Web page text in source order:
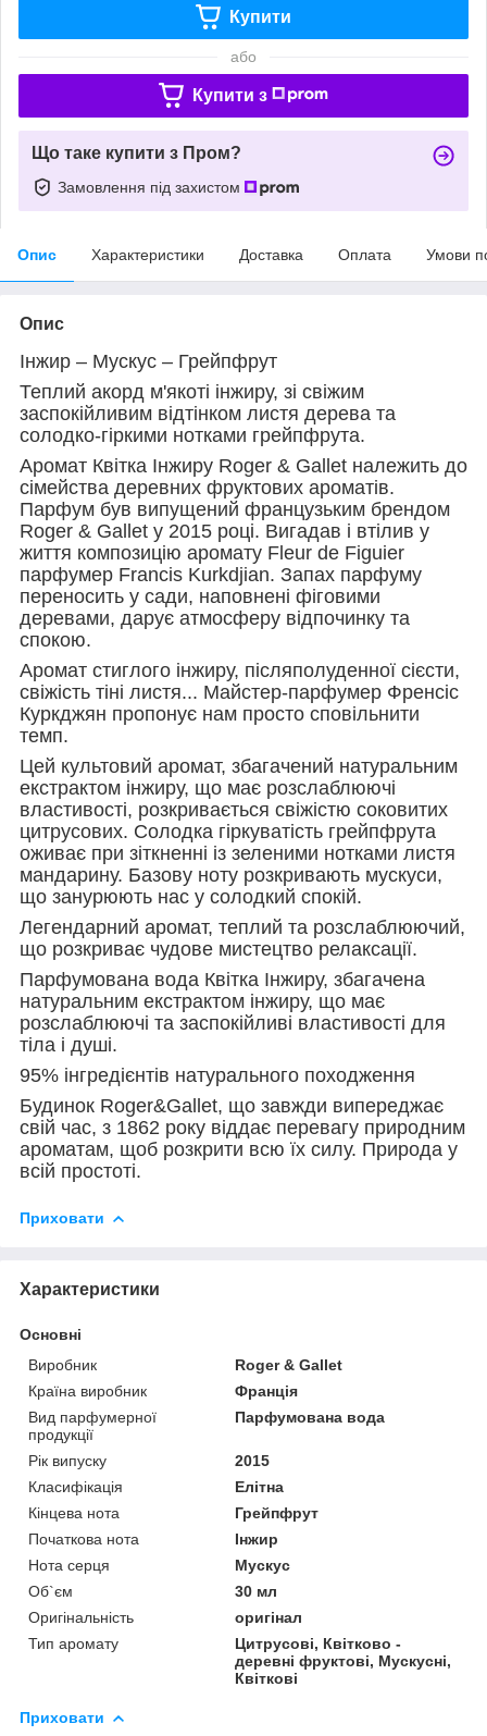
Купити
або
Купити з
Що таке купити з Пром?
Замовлення під захистом
Опис Характеристики Доставка Оплата Умови
Опис
Інжир – Мускус – Грейпфрут
Теплий акорд м'якоті інжиру, зі свіжим
заспокійливим відтінком листя дерева та
солодко-гіркими нотками грейпфрута.
Аромат Квітка Інжиру Roger & Gallet належить до
сімейства деревних фруктових ароматів.
Парфум був випущений французьким брендом
Roger & Gallet у 2015 році. Вигадав і втілив у
життя композицію аромату Fleur de Figuier
парфумер Francis Kurkdjian. Запах парфуму
переносить у сади, наповнені фіговими
деревами, дарує атмосферу відпочинку та
спокою.
Аромат стиглого інжиру, післяполуденної сієсти,
свіжість тіні листя... Майстер-парфумер Френсіс
Куркджян пропонує нам просто сповільнити
темп.
Цей культовий аромат, збагачений натуральним
екстрактом інжиру, що має розслаблюючі
властивості, розкривається свіжістю соковитих
цитрусових. Солодка гіркуватість грейпфрута
оживає при зіткненні із зеленими нотками листя
мандарину. Базову ноту розкривають мускуси,
що занурюють нас у солодкий спокій.
Легендарний аромат, теплий та розслаблюючий,
що розкриває чудове мистецтво релаксації.
Парфумована вода Квітка Інжиру, збагачена
натуральним екстрактом інжиру, що має
розслаблюючі та заспокійливі властивості для
тіла і душі.
95% інгредієнтів натурального походження
Будинок Roger&Gallet, що завжди випереджає
свій час, з 1862 року віддає перевагу природним
ароматам, щоб розкрити всю їх силу. Природа у
всій простоті.
Приховати
Характеристики
Основні
Виробник
Roger & Gallet
Країна виробник
Франція
Вид парфумерної
продукції
Парфумована вода
Рік випуску
2015
Класифікація
Елітна
Кінцева нота
Грейпфрут
Початкова нота
Інжир
Нота серця
Мускус
Об`єм
30 мл
Оригінальність
оригінал
Тип аромату
Цитрусові, Квітково -
деревні фруктові, Мускусні,
Квіткові
Приховати